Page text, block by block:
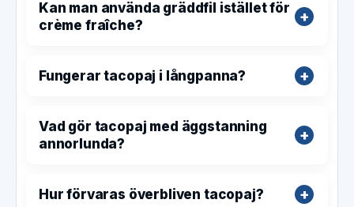
Kan man använda gräddfil istället för
crème fraîche?
Fungerar tacopaj i långpanna?
Vad gör tacopaj med äggstanning
annorlunda?
Hur förvaras överbliven tacopaj?